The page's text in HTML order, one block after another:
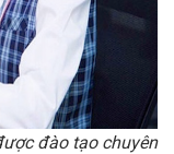
đào tạo chuyên